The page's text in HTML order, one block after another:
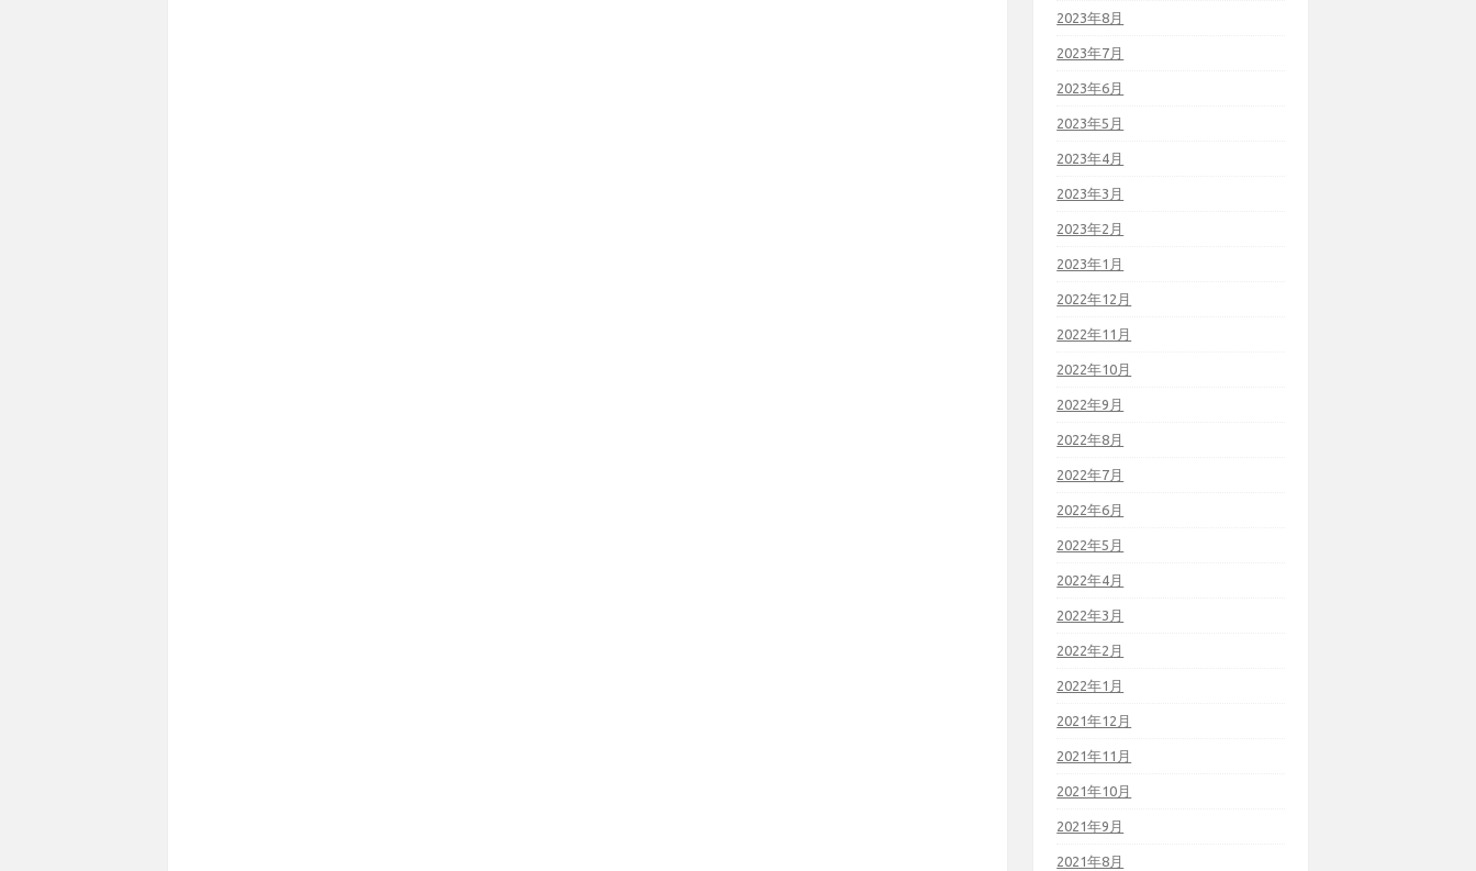
2023年8月
2023年7月
2023年6月
2023年5月
2023年4月
2023年3月
2023年2月
2023年1月
2022年12月
2022年11月
2022年10月
2022年9月
2022年8月
2022年7月
2022年6月
2022年5月
2022年4月
2022年3月
2022年2月
2022年1月
2021年12月
2021年11月
2021年10月
2021年9月
2021年8月